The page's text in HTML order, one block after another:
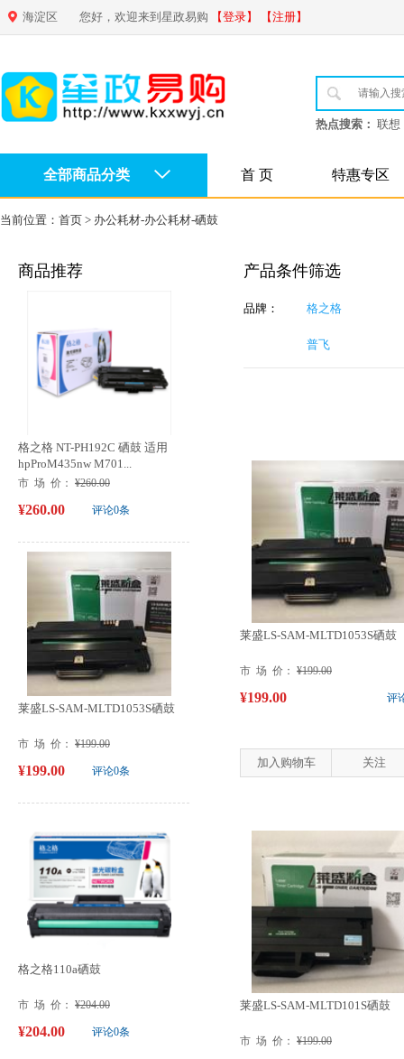
海淀区 您好，欢迎来到星政易购 【登录】 【注册】
热点搜索： 联想
全部商品分类 首 页 特惠专区
当前位置： 首页 > 办公耗材-办公耗材-硒鼓
商品推荐
格之格 NT-PH192C 硒鼓 适用
hpProM435nw M701...
市 场 价： ¥260.00
评论0条
¥260.00
莱盛LS-SAM-MLTD1053S硒鼓
市 场 价： ¥199.00
评论0条
¥199.00
格之格110a硒鼓
市 场 价： ¥204.00
评论0条
¥204.00
产品条件筛选
品牌： 格之格
普飞
莱盛LS-SAM-MLTD1053S硒鼓
市 场 价： ¥199.00
评
¥199.00
加入购物车 关注
莱盛LS-SAM-MLTD101S硒鼓
市 场 价： ¥199.00